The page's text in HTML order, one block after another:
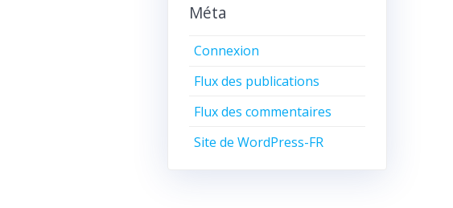
Méta
Connexion
Flux des publications
Flux des commentaires
Site de WordPress-FR